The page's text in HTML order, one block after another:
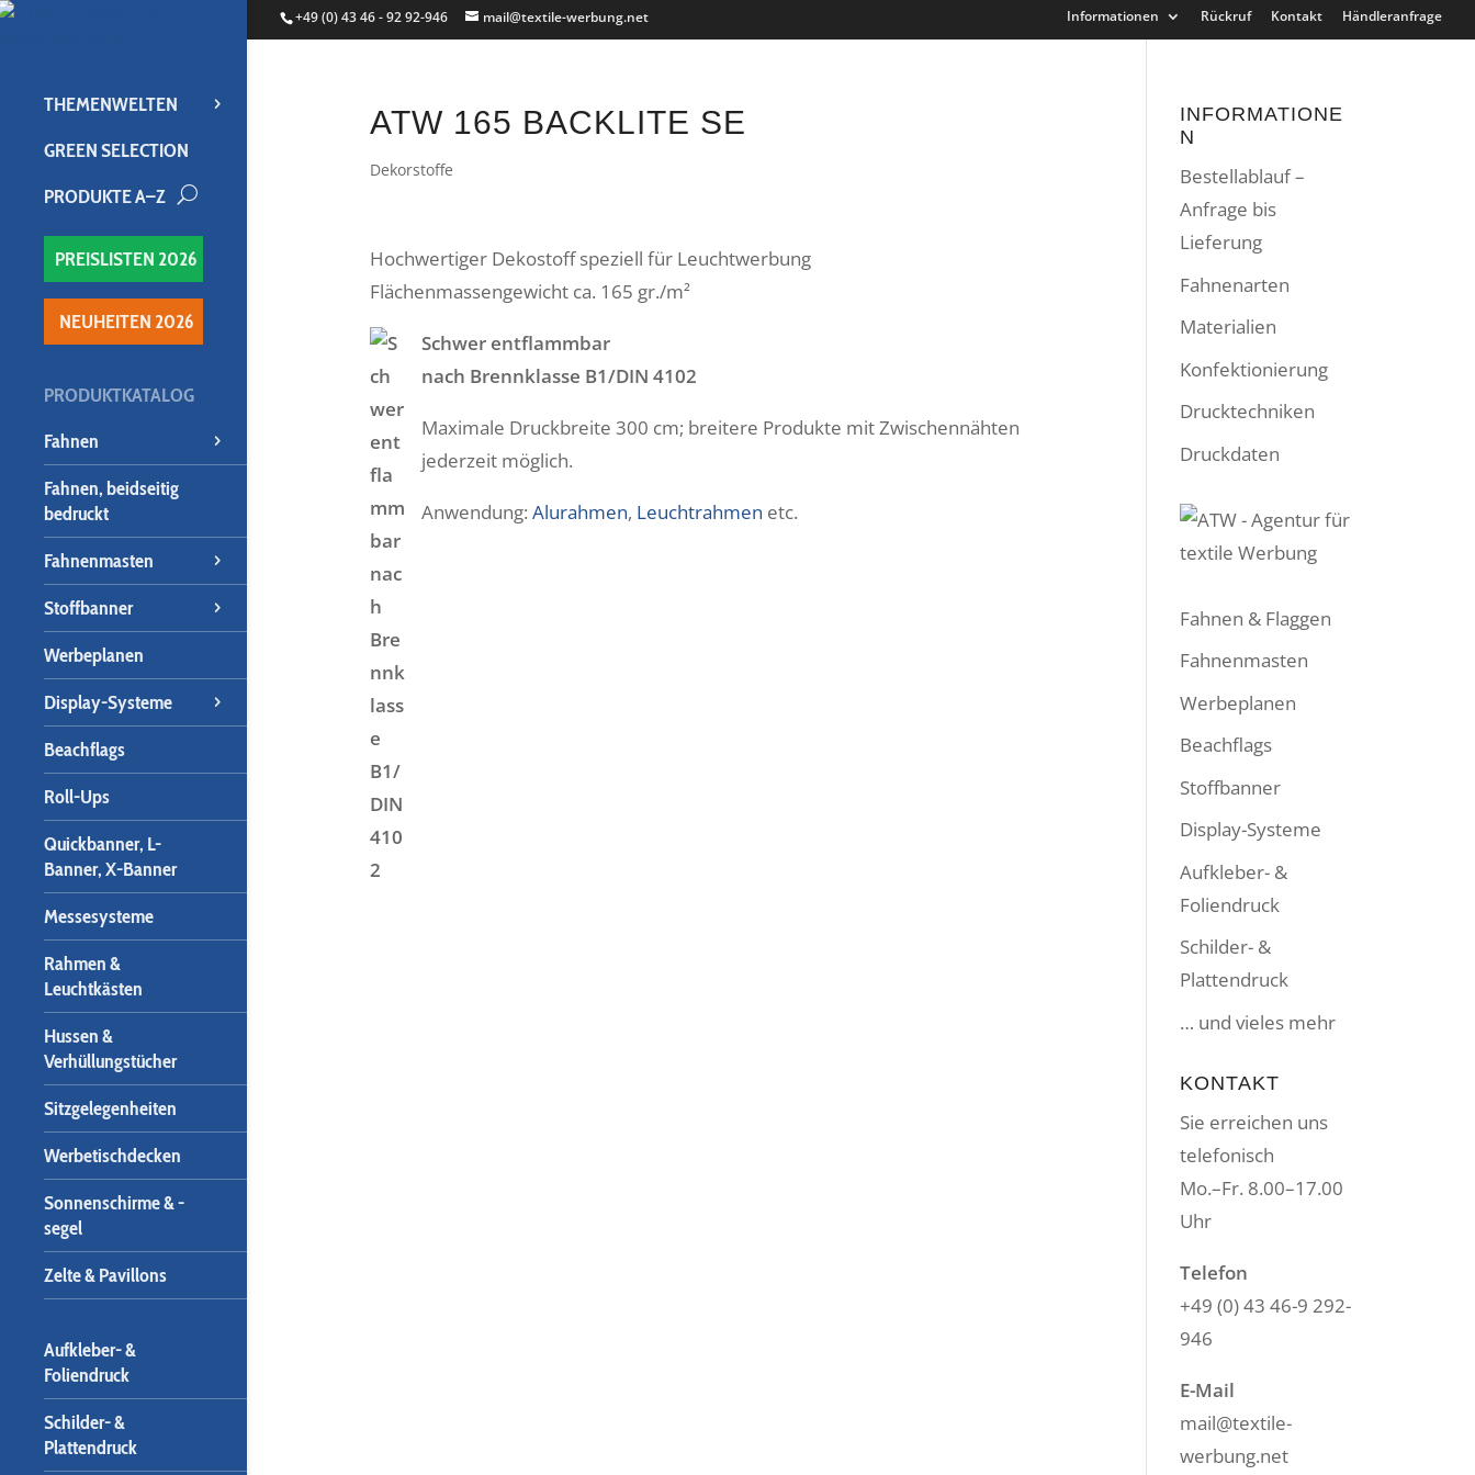
+49 (0) 43 46 - 92 92-946 mail@textile-werbung.net Informationen Rückruf Kontakt Händleranfrage
THEMENWELTEN
GREEN SELECTION
PRODUKTE A–Z
U
PREISLISTEN 2026
NEUHEITEN 2026
PRODUKTKATALOG
Fahnen
Fahnen, beidseitig
bedruckt
Fahnenmasten
Stoffbanner
Werbeplanen
Display-Systeme
Beachflags
Roll-Ups
Quickbanner, L-
Banner, X-Banner
Messesysteme
Rahmen &
Leuchtkästen
Hussen &
Verhüllungstücher
Sitzgelegenheiten
Werbetischdecken
Sonnenschirme & -
segel
Zelte & Pavillons
Aufkleber- &
Foliendruck
Schilder- &
Plattendruck
ATW 165 BACKLITE SE
Dekorstoffe
Hochwertiger Dekostoff speziell für Leuchtwerbung
Flächenmassengewicht ca. 165 gr./m²
Schwer entflammbar
nach Brennklasse B1/DIN 4102
Maximale Druckbreite 300 cm; breitere Produkte mit Zwischennähten
jederzeit möglich.
Anwendung: Alurahmen, Leuchtrahmen etc.
INFORMATIONE
N
Bestellablauf –
Anfrage bis
Lieferung
Fahnenarten
Materialien
Konfektionierung
Drucktechniken
Druckdaten
Fahnen & Flaggen
Fahnenmasten
Werbeplanen
Beachflags
Stoffbanner
Display-Systeme
Aufkleber- &
Foliendruck
Schilder- &
Plattendruck
… und vieles mehr
KONTAKT
Sie erreichen uns
telefonisch
Mo.–Fr. 8.00–17.00
Uhr
Telefon
+49 (0) 43 46-9 292-
946
E-Mail
mail@textile-
werbung.net